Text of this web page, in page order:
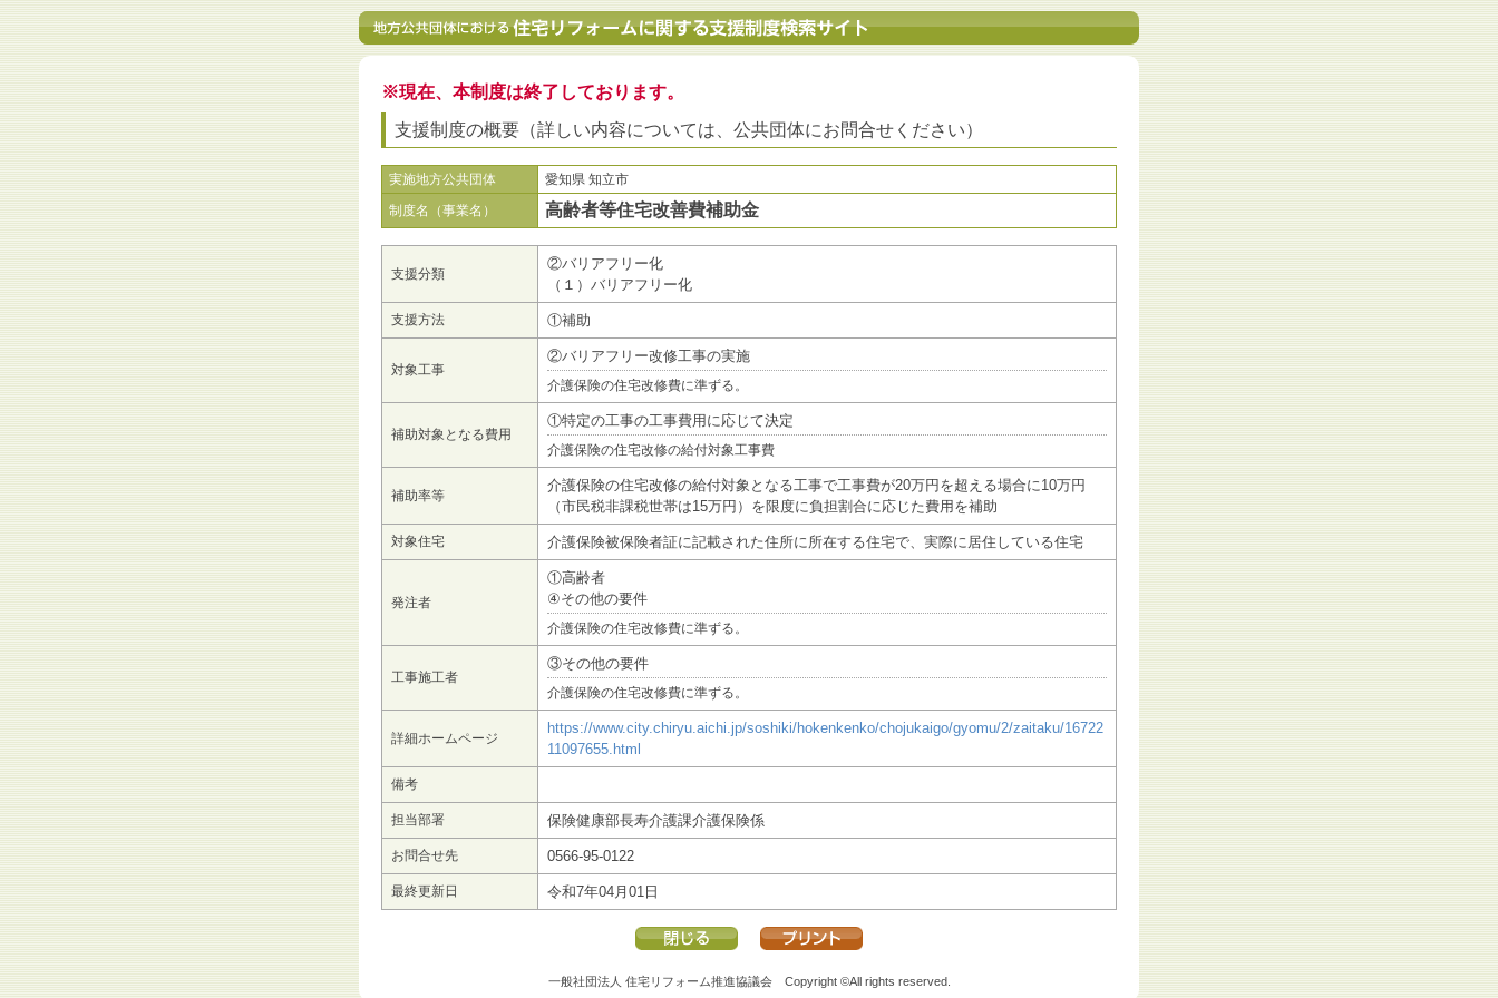
※現在、本制度は終了しております。
支援制度の概要（詳しい内容については、公共団体にお問合せください）
実施地方公共団体
愛知県 知立市
制度名（事業名）
高齢者等住宅改善費補助金
支援分類
②バリアフリー化
（１）バリアフリー化
支援方法 ①補助
対象工事
②バリアフリー改修工事の実施
介護保険の住宅改修費に準ずる。
補助対象となる費用
①特定の工事の工事費用に応じて決定
介護保険の住宅改修の給付対象工事費
補助率等
介護保険の住宅改修の給付対象となる工事で工事費が20万円を超える場合に10万円
（市民税非課税世帯は15万円）を限度に負担割合に応じた費用を補助
対象住宅 介護保険被保険者証に記載された住所に所在する住宅で、実際に居住している住宅
発注者
①高齢者
④その他の要件
介護保険の住宅改修費に準ずる。
工事施工者
③その他の要件
介護保険の住宅改修費に準ずる。
詳細ホームページ
https://www.city.chiryu.aichi.jp/soshiki/hokenkenko/chojukaigo/gyomu/2/zaitaku/16722
11097655.html
備考
担当部署 保険健康部長寿介護課介護保険係
お問合せ先 0566-95-0122
最終更新日 令和7年04月01日
一般社団法人 住宅リフォーム推進協議会Copyright ©All rights reserved.